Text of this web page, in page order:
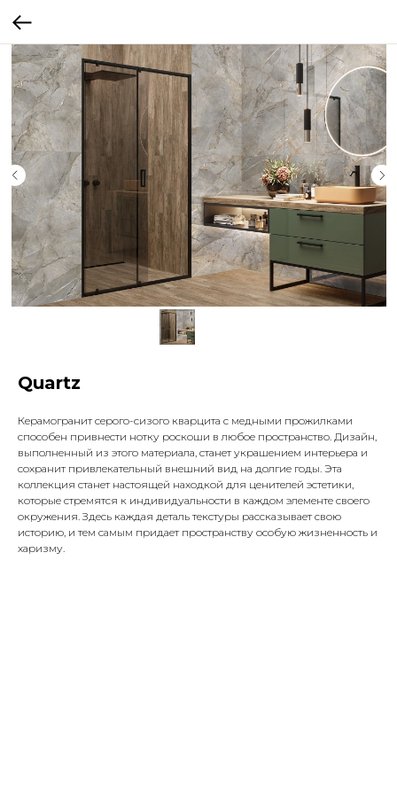
Quartz
Керамогранит серого-сизого кварцита с медными прожилками
способен привнести нотку роскоши в любое пространство. Дизайн,
выполненный из этого материала, станет украшением интерьера и
сохранит привлекательный внешний вид на долгие годы. Эта
коллекция станет настоящей находкой для ценителей эстетики,
которые стремятся к индивидуальности в каждом элементе своего
окружения. Здесь каждая деталь текстуры рассказывает свою
историю, и тем самым придает пространству особую жизненность и
харизму.